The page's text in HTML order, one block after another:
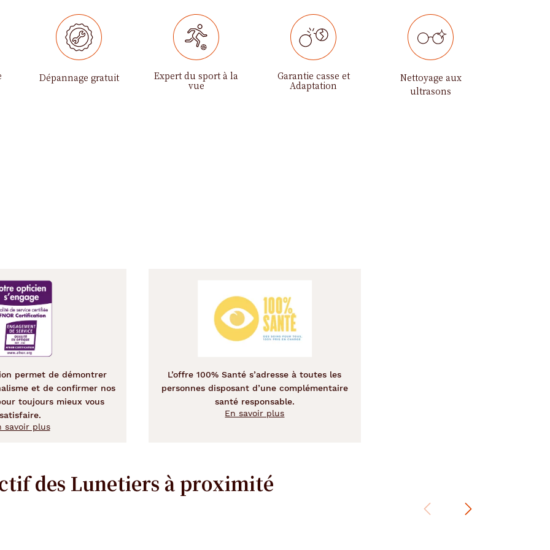
Dépannage gratuit
Expert du sport à la
vue
Garantie casse et
Adaptation
Nettoyage aux
ultrasons
permet de démontrer
et de confirmer nos
toujours mieux vous
satisfaire.
savoir plus
L’offre 100% Santé s’adresse à toutes les
personnes disposant d’une complémentaire
santé responsable.
En savoir plus
des Lunetiers à proximité
Précédent
Suivant